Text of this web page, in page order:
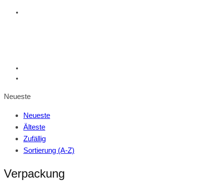
Neueste
Neueste
Älteste
Zufällig
Sortierung (A-Z)
Verpackung